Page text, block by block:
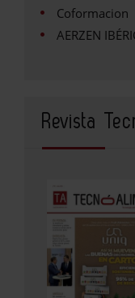
Coformacion
AERZEN
Revista